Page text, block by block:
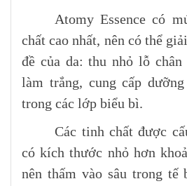
Atomy Essence có
chất cao nhất, nên có thể
đề của da: thu nhỏ lỗ chân
làm trắng, cung cấp
trong các lớp biểu bì.
Các tinh chất được
có kích thước nhỏ hơn
nên thấm vào sâu trong tế